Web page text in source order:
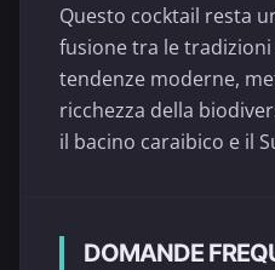
Questo cocktail resta
fusione tra le
tendenze moderne,
ricchezza della
il bacino caraibico e il
DOMANDE